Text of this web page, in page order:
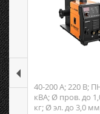
40-200 А; 220 В;
кВА; Ø пров. до
кг; Ø эл. до 3,0